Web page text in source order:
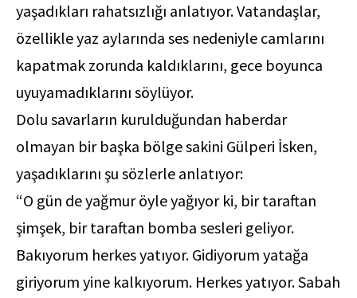
yaşadıkları rahatsızlığı anlatıyor. Vatandaşlar,
özellikle yaz aylarında ses nedeniyle camlarını
kapatmak zorunda kaldıklarını, gece boyunca
uyuyamadıklarını söylüyor.
Dolu savarların kurulduğundan haberdar
olmayan bir başka bölge sakini Gülperi İsken,
yaşadıklarını şu sözlerle anlatıyor:
“O gün de yağmur öyle yağıyor ki, bir taraftan
şimşek, bir taraftan bomba sesleri geliyor.
Bakıyorum herkes yatıyor. Gidiyorum yatağa
giriyorum yine kalkıyorum. Herkes yatıyor. Sabah